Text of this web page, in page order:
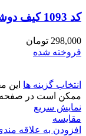
کد 1093 کیف دوشی بزرگ زنانه طرح برند
298,000 تومان
فروخته شده
انتخاب گزینه ها این
ممکن است در صفحه
نمایش سریع
مقايسه
افزودن به علاقه